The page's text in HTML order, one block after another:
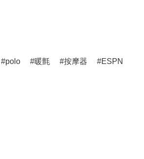
polo 暖氈 按摩器 ESPN